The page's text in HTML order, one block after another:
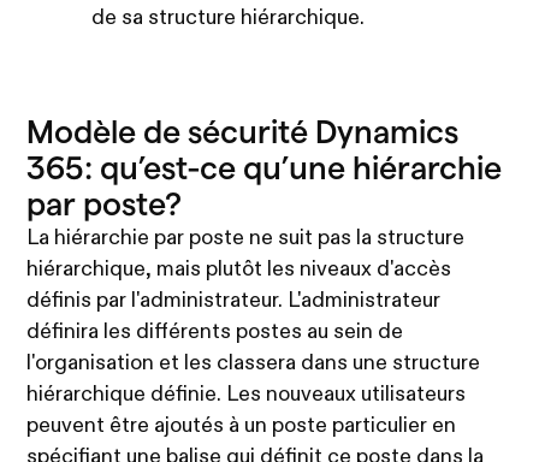
de sa structure hiérarchique.
Modèle de sécurité Dynamics
365: qu’est-ce qu’une hiérarchie
par poste?
La hiérarchie par poste ne suit pas la structure
hiérarchique, mais plutôt les niveaux d'accès
définis par l'administrateur. L'administrateur
définira les différents postes au sein de
l'organisation et les classera dans une structure
hiérarchique définie. Les nouveaux utilisateurs
peuvent être ajoutés à un poste particulier en